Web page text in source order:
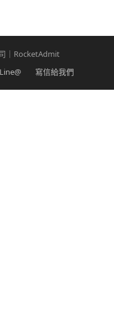
｜RocketAdmit
寫信給我們